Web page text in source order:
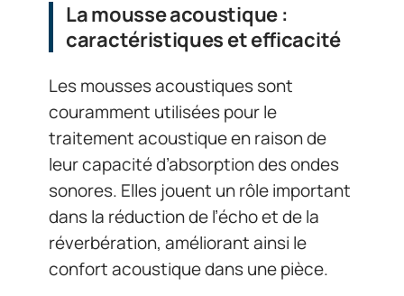
La mousse acoustique :
caractéristiques et efficacité
Les mousses acoustiques sont
couramment utilisées pour le
traitement acoustique en raison de
leur capacité d’absorption des ondes
sonores. Elles jouent un rôle important
dans la réduction de l’écho et de la
réverbération, améliorant ainsi le
confort acoustique dans une pièce.